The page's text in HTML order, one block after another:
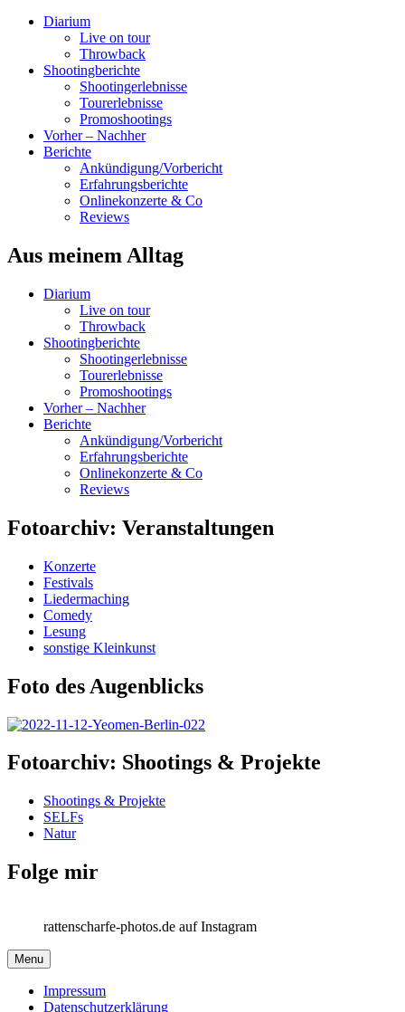
Diarium
Live on tour
Throwback
Shootingberichte
Shootingerlebnisse
Tourerlebnisse
Promoshootings
Vorher – Nachher
Berichte
Ankündigung/Vorbericht
Erfahrungsberichte
Onlinekonzerte & Co
Reviews
Aus meinem Alltag
Diarium
Live on tour
Throwback
Shootingberichte
Shootingerlebnisse
Tourerlebnisse
Promoshootings
Vorher – Nachher
Berichte
Ankündigung/Vorbericht
Erfahrungsberichte
Onlinekonzerte & Co
Reviews
Fotoarchiv: Veranstaltungen
Konzerte
Festivals
Liedermaching
Comedy
Lesung
sonstige Kleinkunst
Foto des Augenblicks
Fotoarchiv: Shootings & Projekte
Shootings & Projekte
SELFs
Natur
Folge mir
rattenscharfe-photos.de auf Instagram
Menu
Impressum
Datenschutzerklärung